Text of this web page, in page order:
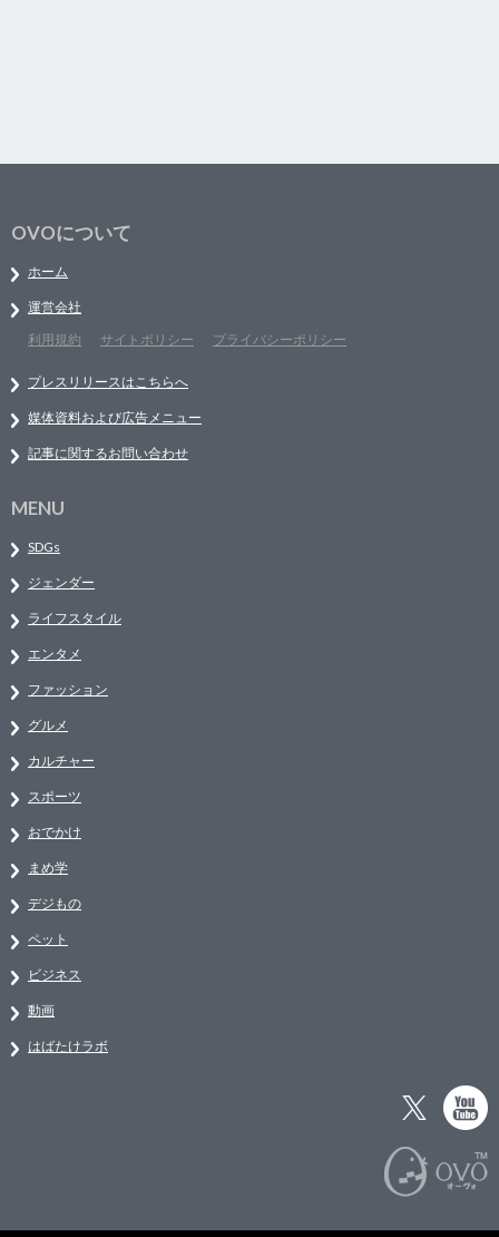
OVOについて
ホーム
運営会社
利用規約
サイトポリシー プライバシーポリシー
プレスリリースはこちらへ
媒体資料および広告メニュー
記事に関するお問い合わせ
MENU
SDGs
ジェンダー
ライフスタイル
エンタメ
ファッション
グルメ
カルチャー
スポーツ
おでかけ
まめ学
デジもの
ペット
ビジネス
動画
はばたけラボ